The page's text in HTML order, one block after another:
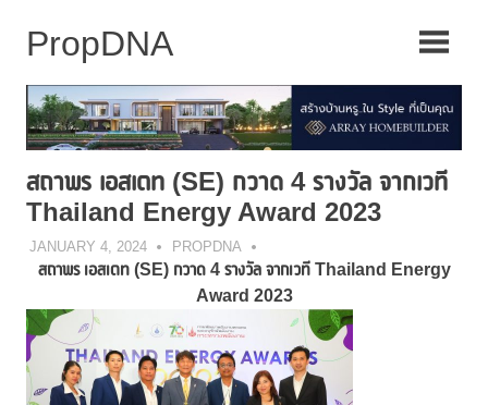
สถาพร เอสเตท (SE) กวาด 4 รางวัล จากเวที
Thailand Energy Award 2023
JANUARY 4, 2024 PROPDNA
สถาพร เอสเตท (SE) กวาด 4 รางวัล จากเวที Thailand Energy
Award 2023